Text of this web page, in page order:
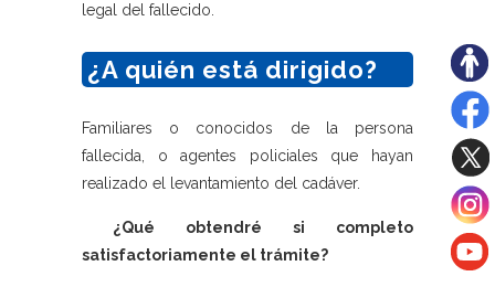
legal del fallecido.
¿A quién está dirigido?
Familiares o conocidos de la persona
fallecida, o agentes policiales que hayan
realizado el levantamiento del cadáver.
¿Qué obtendré si completo
satisfactoriamente el trámite?